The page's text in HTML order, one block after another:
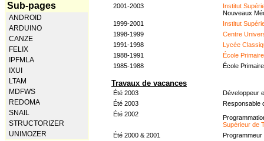
Sub-pages
ANDROID
ARDUINO
CANZE
FELIX
IPFMLA
IXUI
LTAM
MDFWS
REDOMA
SNAIL
STRUCTORIZER
UNIMOZER
2001-2003
Institut
Nouveaux
1999-2001
Institut
1998-1999
Centre
1991-1998
Lycée
1988-1991
École
1985-1988
École
Travaux de vacances
Été 2003
Développeur
Été 2003
Responsable
Été 2002
Supérieur de
Été 2000 & 2001
Programmeur